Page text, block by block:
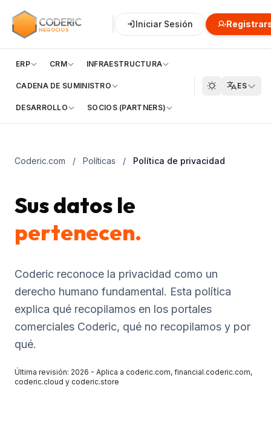
CODERIC
NEGOCIOS
Negocios Financiero
Iniciar Sesión
ERP CRM INFRAESTRUCTURA
CADENA DE SUMINISTRO
DESARROLLO SOCIOS (PARTNERS)
ES
Coderic.com / Políticas / Política de privacidad
Sus datos le
pertenecen.
Coderic reconoce la privacidad como un
derecho humano fundamental. Esta política
explica qué recopilamos en los portales
comerciales Coderic, qué no recopilamos y por
qué.
Última revisión: 2026 - Aplica a coderic.com, financial.coderic.com,
coderic.cloud y coderic.store